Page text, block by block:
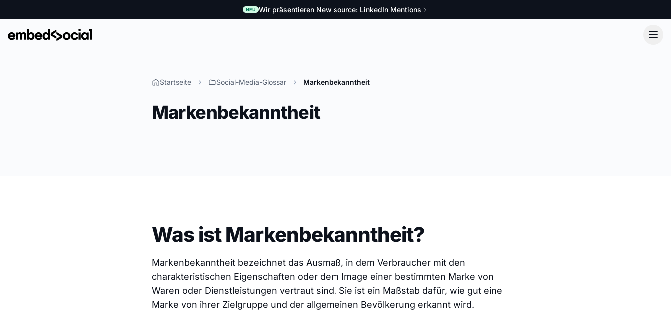
NEU Wir präsentieren New source: LinkedIn Mentions
Startseite Social-Media-Glossar Markenbekanntheit
Markenbekanntheit
Was ist Markenbekanntheit?
Markenbekanntheit bezeichnet das Ausmaß, in dem Verbraucher mit den
charakteristischen Eigenschaften oder dem Image einer bestimmten Marke von
Waren oder Dienstleistungen vertraut sind. Sie ist ein Maßstab dafür, wie gut eine
Marke von ihrer Zielgruppe und der allgemeinen Bevölkerung erkannt wird.